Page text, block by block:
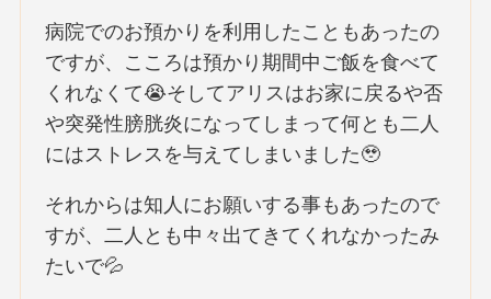
病院でのお預かりを利用したこともあったの
ですが、こころは預かり期間中ご飯を食べて
くれなくて😭そしてアリスはお家に戻るや否
や突発性膀胱炎になってしまって何とも二人
にはストレスを与えてしまいました🥹
それからは知人にお願いする事もあったので
すが、二人とも中々出てきてくれなかったみ
たいで💦